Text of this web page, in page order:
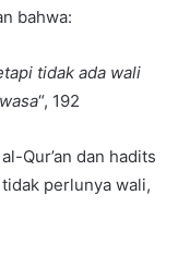
bahwa:
tidak ada wali
“, 192
Qur’an dan hadits
perlunya wali,